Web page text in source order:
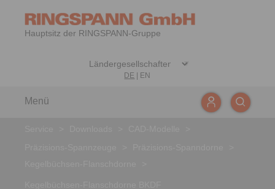
Hauptsitz der RINGSPANN-Gruppe
DE EN
Menü